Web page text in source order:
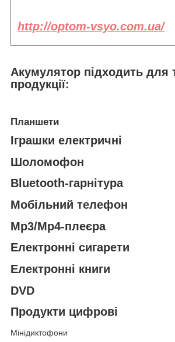
http://optom-vsyo.com.ua/
Акумулятор підходить для
продукції:
Планшети
Іграшки електричні
Шоломофон
Bluetooth-гарнітура
Мобільний телефон
Mp3/Mp4-плеєра
Електронні сигарети
Електронні книги
DVD
Продукти цифрові
Мінідиктофони